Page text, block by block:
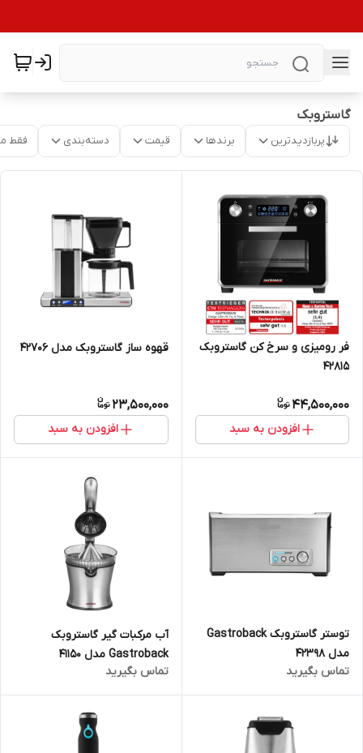
گاستروبک
پربازدیدترین برندها قیمت دسته‌بندی فقط
فر رومیزی و سرخ کن گاستروبک
42815
44,500,000
افزودن به سبد
قهوه ساز گاستروبک مدل 42706
23,500,000
افزودن به سبد
توستر گاستروبک Gastroback
مدل 42398
تماس بگیرید
آب مرکبات گیر گاستروبک
Gastroback مدل 41150
تماس بگیرید